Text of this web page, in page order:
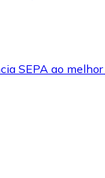
SEPA ao melhor